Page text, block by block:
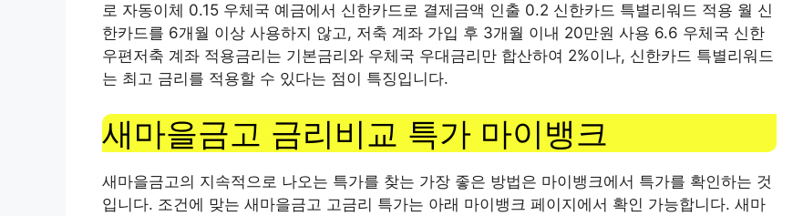
로 자동이체 0.15 우체국 예금에서 신한카드로 결제금액 인출 0.2 신한카드 특별리워드 적용 월 신
한카드를 6개월 이상 사용하지 않고, 저축 계좌 가입 후 3개월 이내 20만원 사용 6.6 우체국 신한
우편저축 계좌 적용금리는 기본금리와 우체국 우대금리만 합산하여 2%이나, 신한카드 특별리워드
는 최고 금리를 적용할 수 있다는 점이 특징입니다.
새마을금고 금리비교 특가 마이뱅크
새마을금고의 지속적으로 나오는 특가를 찾는 가장 좋은 방법은 마이뱅크에서 특가를 확인하는 것
입니다. 조건에 맞는 새마을금고 고금리 특가는 아래 마이뱅크 페이지에서 확인 가능합니다. 새마